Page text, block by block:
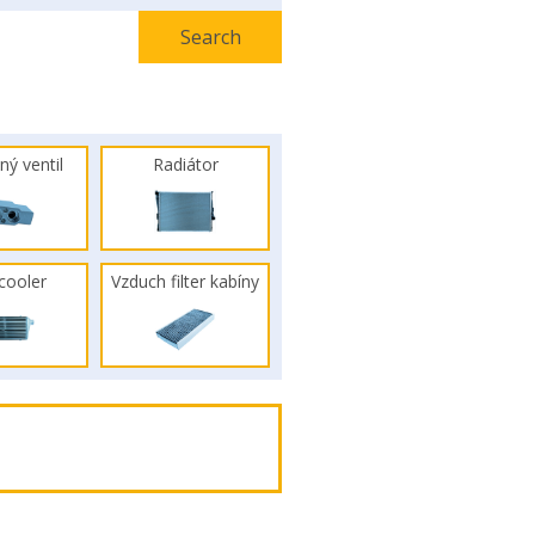
ventil Radiátor
Vzduch filter kabíny